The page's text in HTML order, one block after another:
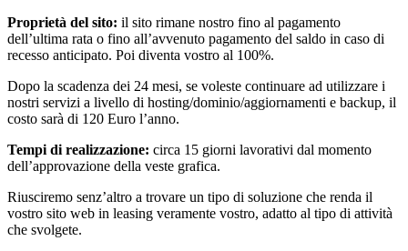
Proprietà del sito: il sito rimane nostro fino al pagamento
dell’ultima rata o fino all’avvenuto pagamento del saldo in caso di
recesso anticipato. Poi diventa vostro al 100%.
Dopo la scadenza dei 24 mesi, se voleste continuare ad utilizzare i
nostri servizi a livello di hosting/dominio/aggiornamenti e backup, il
costo sarà di 120 Euro l’anno.
Tempi di realizzazione: circa 15 giorni lavorativi dal momento
dell’approvazione della veste grafica.
Riusciremo senz’altro a trovare un tipo di soluzione che renda il
vostro sito web in leasing veramente vostro, adatto al tipo di attività
che svolgete.